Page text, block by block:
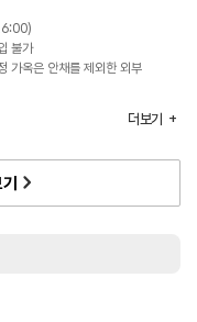
불가
가옥은 안채를 제외한 외부
마을 (1984.12.24. 지정)
양동마을 (2010.07.31. 지정)
절배우기 / 서당체험 등
더보기